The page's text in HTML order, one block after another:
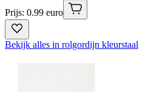
Prijs: 0.99 euro
Bekijk alles in rolgordijn kleurstaal